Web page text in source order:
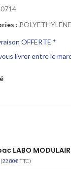
: POLYETHYLENE
OFFERTE *
livrer entre le
LABO
22,80€TTC)